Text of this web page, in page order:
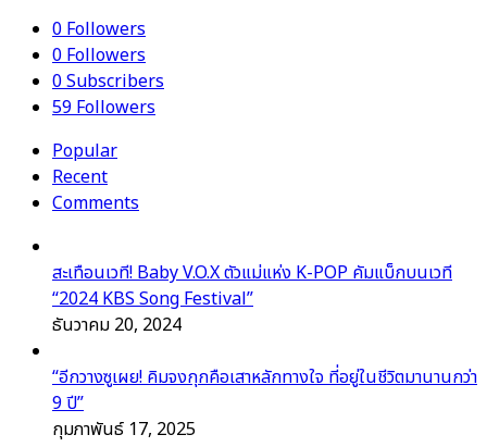
0Followers
0Followers
0Subscribers
59Followers
Popular
Recent
Comments
สะเทือนเวที! Baby V.O.X ตัวแม่แห่ง K-POP คัมแบ็กบนเวที
“2024 KBS Song Festival”
ธันวาคม 20, 2024
“อีกวางซูเผย! คิมจงกุกคือเสาหลักทางใจ ที่อยู่ในชีวิตมานานกว่า
9 ปี”
กุมภาพันธ์ 17, 2025